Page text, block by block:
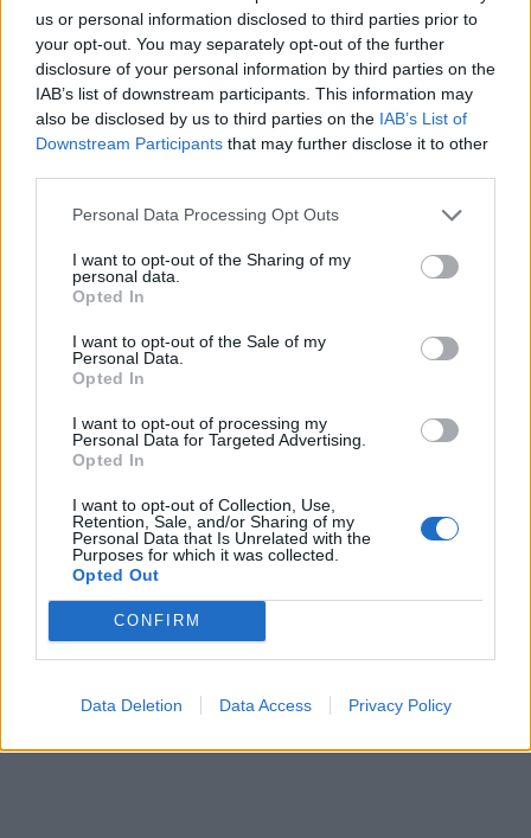
us or personal information disclosed to third parties prior to
your opt-out. You may separately opt-out of the further
disclosure of your personal information by third parties on the
IAB’s list of downstream participants. This information may
also be disclosed by us to third parties on the IAB’s List of
Downstream Participants that may further disclose it to other
Personal Data Processing Opt Outs
I want to opt-out of the Sharing of my
personal data.
Opted In
I want to opt-out of the Sale of my
Personal Data.
Opted In
I want to opt-out of processing my
Personal Data for Targeted Advertising.
Opted In
I want to opt-out of Collection, Use,
Retention, Sale, and/or Sharing of my
Personal Data that Is Unrelated with the
Purposes for which it was collected.
Opted Out
CONFIRM
Data Deletion Data Access Privacy Policy
00:00 01:16
Leonardo Maria Del Vecchio dall'ex compagna
in ospedale. Le dichiarazioni ai giornalisti